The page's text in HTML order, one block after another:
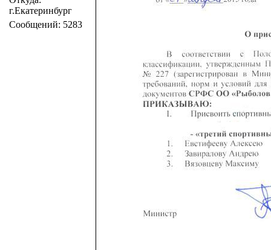
г.Екатеринбург
Сообщений: 5283